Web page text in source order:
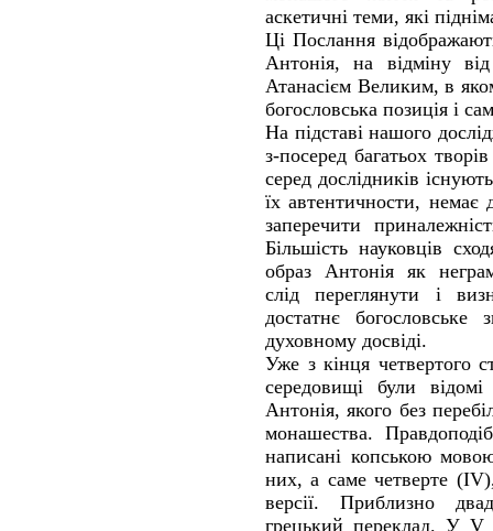
аскетичні теми, які
Ці Послання
Антонія, на відміну
Атанасієм Великим, в
богословська позиція і
На підставі нашого
з-посеред багатьох
серед дослідників
їх автентичности, немає
заперечити
Більшість науковців
образ Антонія як
слід переглянути і
достатнє
духовному досвіді.
Уже з кінця четвертого
середовищі були
Антонія, якого без
монашества.
написані копською
них, а саме четверте
версії. Приблизно
грецький переклад. У V